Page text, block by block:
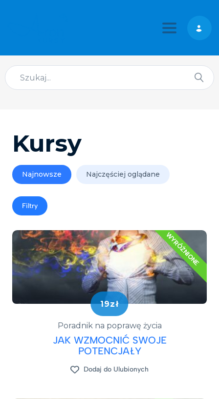
Toggle
Kursy
Najnowsze Najczęściej oglądane
Filtry
WYRÓŻNIONE
19zł
Poradnik na poprawę życia
JAK WZMOCNIĆ SWOJE
POTENCJAŁY
Dodaj do Ulubionych